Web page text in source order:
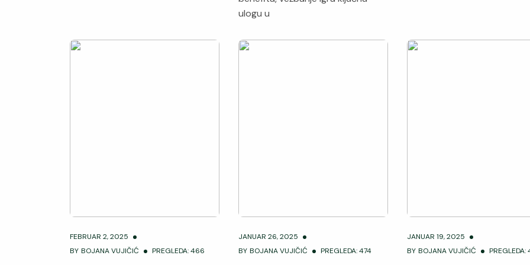
ulogu u
FEBRUAR 2, 2025
BY BOJANA VUJIČIĆ PREGLEDA: 466
JANUAR 26, 2025
BY BOJANA VUJIČIĆ PREGLEDA: 474
JANUAR 19, 2025
BY BOJANA VUJIČIĆ